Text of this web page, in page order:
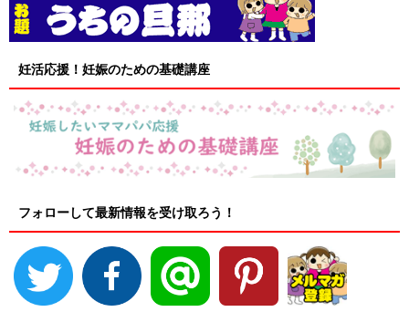
妊活応援！妊娠のための基礎講座
フォローして最新情報を受け取ろう！